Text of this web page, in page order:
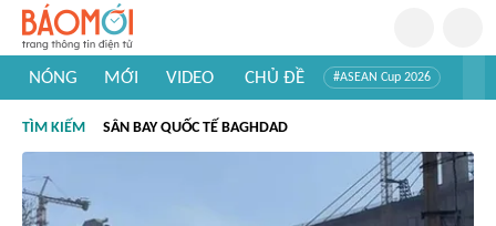
NÓNG MỚI VIDEO CHỦ ĐỀ #ASEAN Cup 2026
#Khám phá thế giới
TÌM KIẾM SÂN BAY QUỐC TẾ BAGHDAD